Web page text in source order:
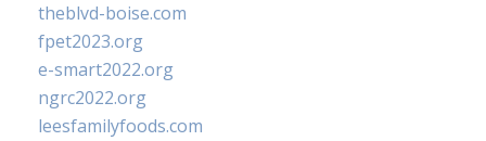
theblvd-boise.com
fpet2023.org
e-smart2022.org
ngrc2022.org
leesfamilyfoods.com